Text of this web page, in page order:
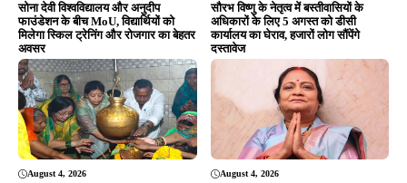
सोना देवी विश्वविद्यालय और अनुदीप
फाउंडेशन के बीच MoU, विद्यार्थियों को
मिलेगा स्किल ट्रेनिंग और रोजगार का बेहतर
अवसर
सौरभ विष्णु के नेतृत्व में बस्तीवासियों के
अधिकारों के लिए 5 अगस्त को डीसी
कार्यालय का घेराव, हजारों लोग सौंपेंगे
दस्तावेज
August 4, 2026 August 4, 2026